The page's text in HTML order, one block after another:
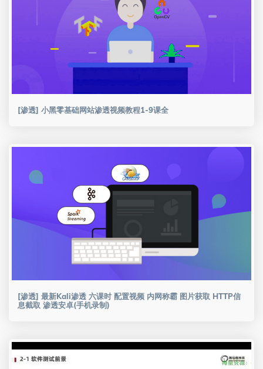
[渗透] 小黑零基础网站渗透视频教程1-9课全
[渗透] 最新Kali渗透 六课时 配置视频 内网称霸 图片获取 HTTP信
息截取 渗透安卓(手机录制)